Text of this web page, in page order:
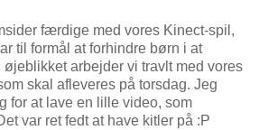
færdige med vores Kinect-spil,
til formål at forhindre børn i at
arbejder vi travlt med vores
skal afleveres på torsdag. Jeg
for at lave en lille video, som
var ret fedt at have kitler på :P